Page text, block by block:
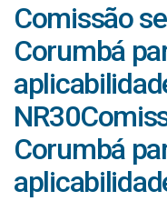
Comissão
Corumbá
Corumbá